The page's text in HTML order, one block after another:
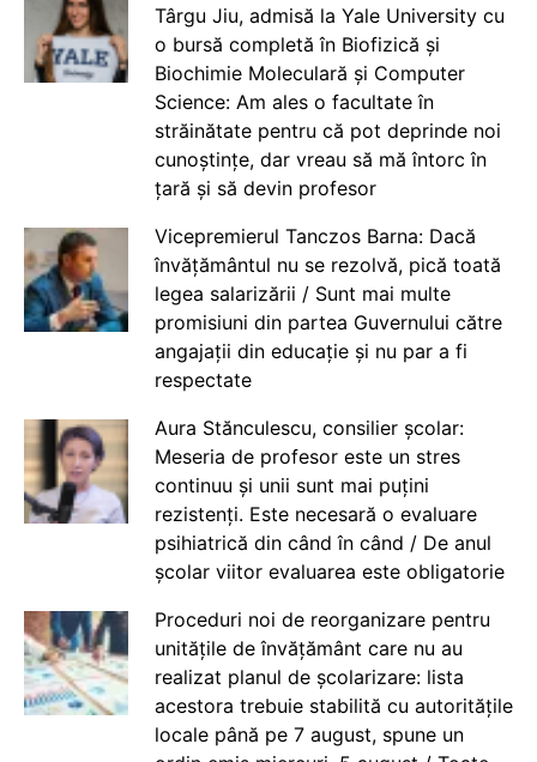
Târgu Jiu, admisă la Yale University cu
o bursă completă în Biofizică și
Biochimie Moleculară și Computer
Science: Am ales o facultate în
străinătate pentru că pot deprinde noi
cunoștințe, dar vreau să mă întorc în
țară și să devin profesor
Vicepremierul Tanczos Barna: Dacă
învățământul nu se rezolvă, pică toată
legea salarizării / Sunt mai multe
promisiuni din partea Guvernului către
angajații din educație și nu par a fi
respectate
Aura Stănculescu, consilier școlar:
Meseria de profesor este un stres
continuu și unii sunt mai puțini
rezistenți. Este necesară o evaluare
psihiatrică din când în când / De anul
școlar viitor evaluarea este obligatorie
Proceduri noi de reorganizare pentru
unitățile de învățământ care nu au
realizat planul de școlarizare: lista
acestora trebuie stabilită cu autoritățile
locale până pe 7 august, spune un